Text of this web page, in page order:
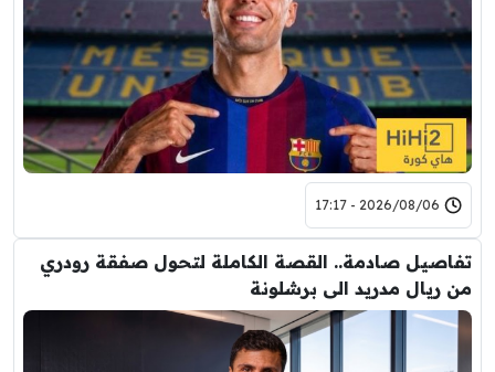
2026/08/06 - 17:17
تفاصيل صادمة.. القصة الكاملة لتحول صفقة رودري
من ريال مدريد الى برشلونة